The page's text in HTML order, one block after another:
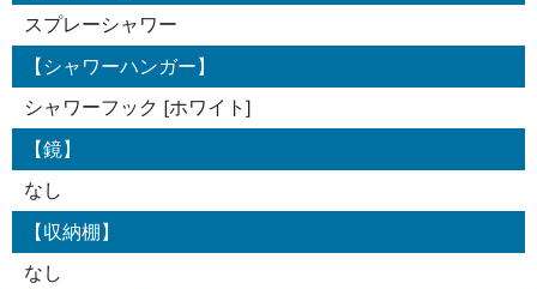
スプレーシャワー
【シャワーハンガー】
シャワーフック [ホワイト]
【鏡】
なし
【収納棚】
なし